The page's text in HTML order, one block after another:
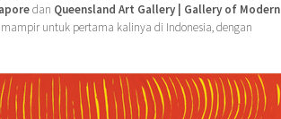
dan Queensland Art Gallery | Gallery of Modern
untuk pertama kalinya di Indonesia, dengan